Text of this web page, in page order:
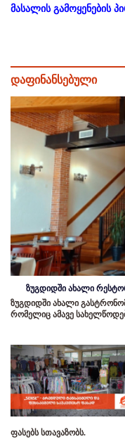
მასალის გამოყენების
დაფინანსებული
ზუგდიდში ახალი
ზუგდიდში ახალი
რომელიც ამავე
ფასებს სთავაზობს.